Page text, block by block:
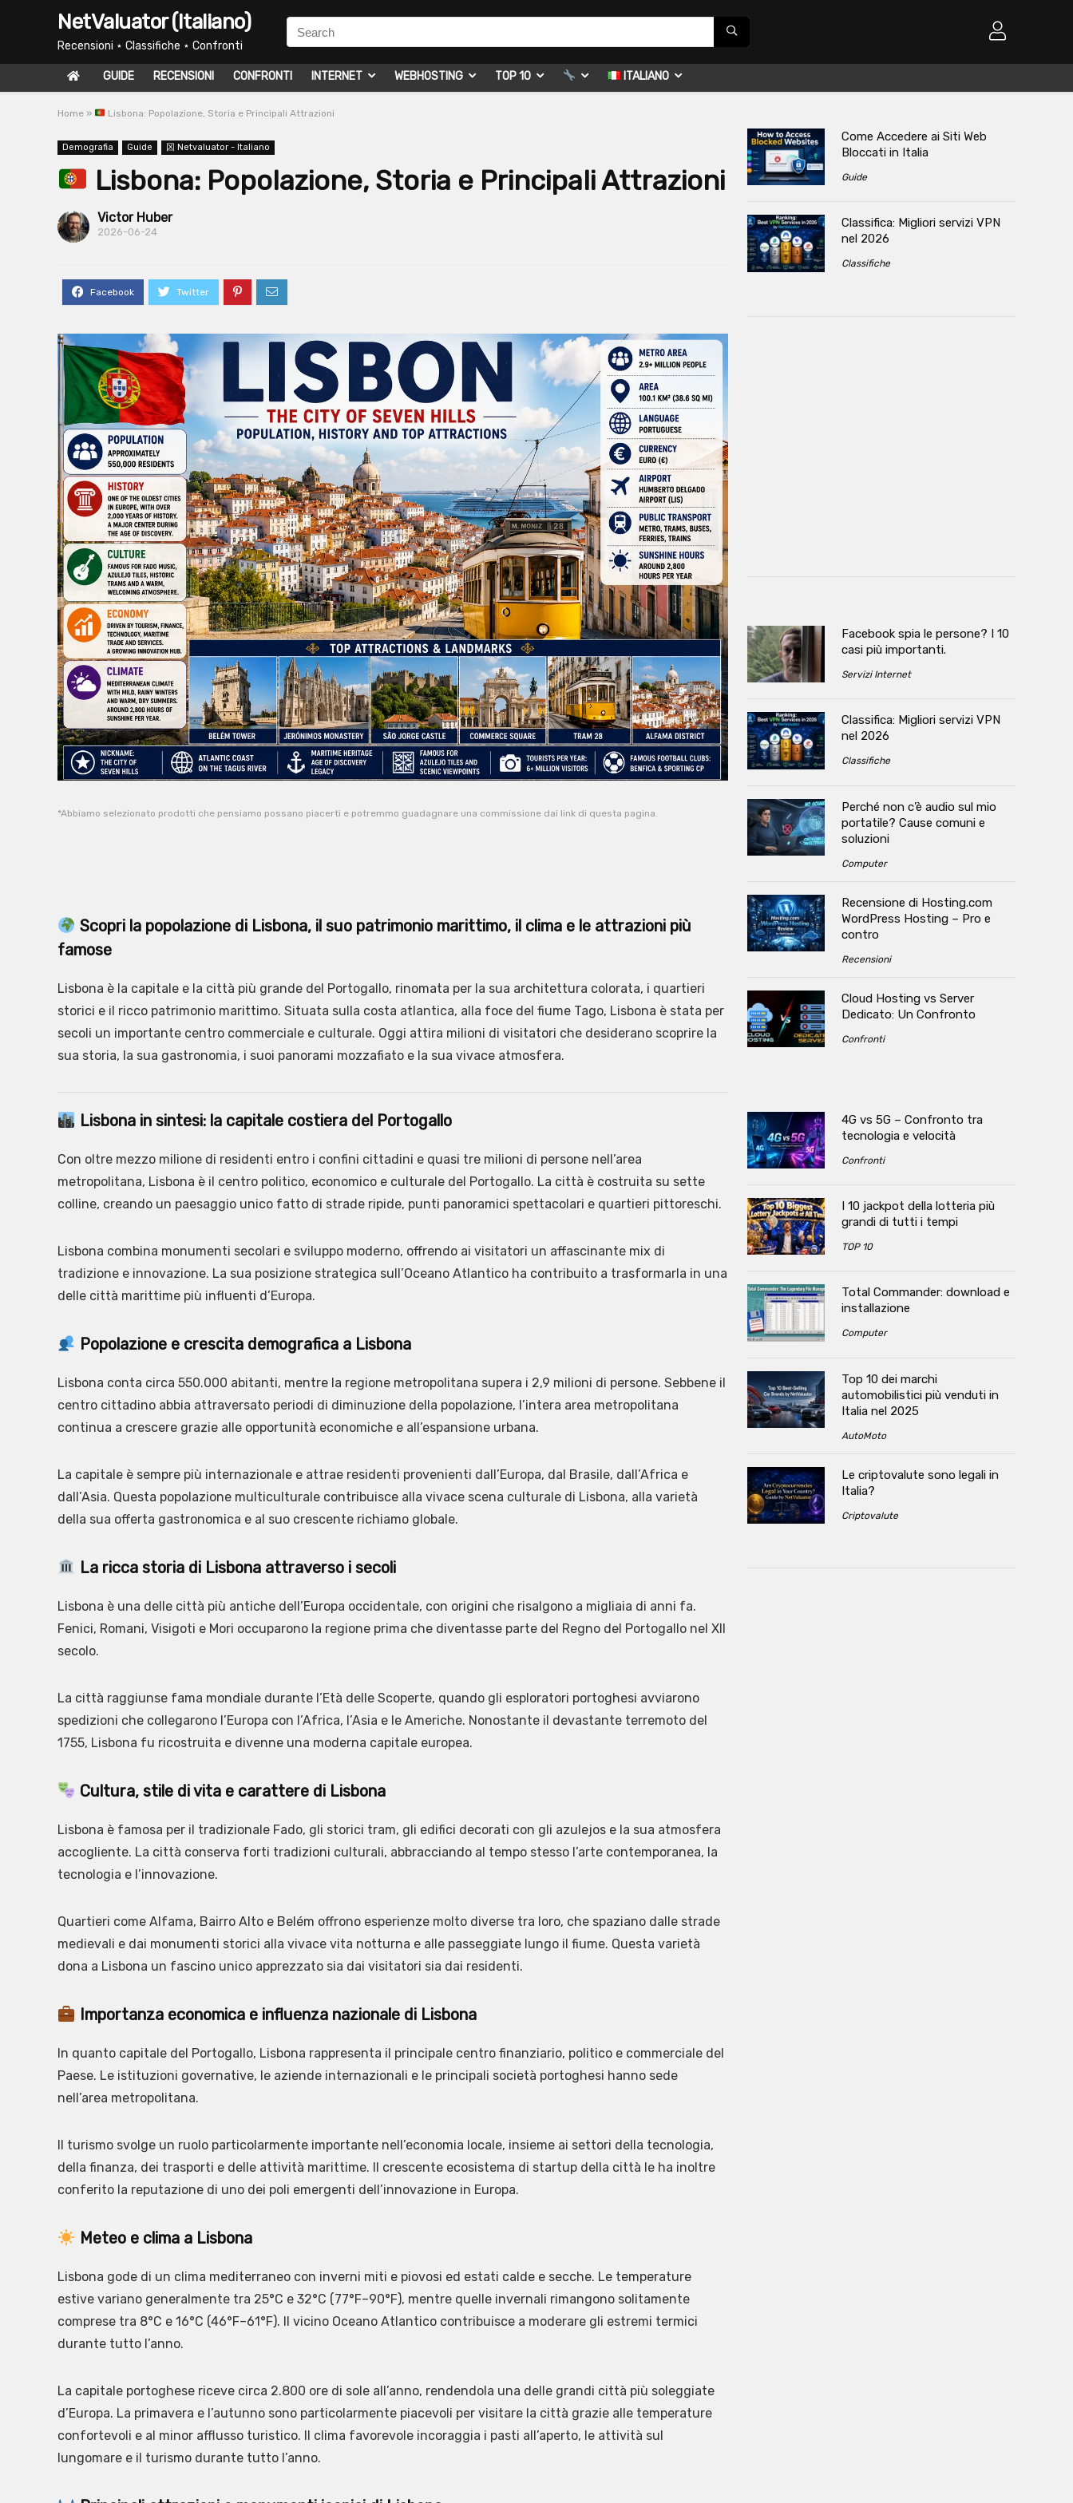
NetValuator (Italiano)
Recensioni ⋆ Classifiche ⋆ Confronti
GUIDE RECENSIONI CONFRONTI INTERNET WEBHOSTING TOP 10 ITALIANO
Home » Lisbona: Popolazione, Storia e Principali Attrazioni
Demografia Guide 龱 Netvaluator - Italiano
Lisbona: Popolazione, Storia e Principali Attrazioni
Victor Huber
2026-06-24
*Abbiamo selezionato prodotti che pensiamo possano piacerti e potremmo guadagnare una commissione dai link di questa pagina.
Scopri la popolazione di Lisbona, il suo patrimonio marittimo, il clima e le attrazioni più
famose
Lisbona è la capitale e la città più grande del Portogallo, rinomata per la sua architettura colorata, i quartieri
storici e il ricco patrimonio marittimo. Situata sulla costa atlantica, alla foce del fiume Tago, Lisbona è stata per
secoli un importante centro commerciale e culturale. Oggi attira milioni di visitatori che desiderano scoprire la
sua storia, la sua gastronomia, i suoi panorami mozzafiato e la sua vivace atmosfera.
Lisbona in sintesi: la capitale costiera del Portogallo
Con oltre mezzo milione di residenti entro i confini cittadini e quasi tre milioni di persone nell’area
metropolitana, Lisbona è il centro politico, economico e culturale del Portogallo. La città è costruita su sette
colline, creando un paesaggio unico fatto di strade ripide, punti panoramici spettacolari e quartieri pittoreschi.
Lisbona combina monumenti secolari e sviluppo moderno, offrendo ai visitatori un affascinante mix di
tradizione e innovazione. La sua posizione strategica sull’Oceano Atlantico ha contribuito a trasformarla in una
delle città marittime più influenti d’Europa.
Popolazione e crescita demografica a Lisbona
Lisbona conta circa 550.000 abitanti, mentre la regione metropolitana supera i 2,9 milioni di persone. Sebbene il
centro cittadino abbia attraversato periodi di diminuzione della popolazione, l’intera area metropolitana
continua a crescere grazie alle opportunità economiche e all’espansione urbana.
La capitale è sempre più internazionale e attrae residenti provenienti dall’Europa, dal Brasile, dall’Africa e
dall’Asia. Questa popolazione multiculturale contribuisce alla vivace scena culturale di Lisbona, alla varietà
della sua offerta gastronomica e al suo crescente richiamo globale.
La ricca storia di Lisbona attraverso i secoli
Lisbona è una delle città più antiche dell’Europa occidentale, con origini che risalgono a migliaia di anni fa.
Fenici, Romani, Visigoti e Mori occuparono la regione prima che diventasse parte del Regno del Portogallo nel XII
secolo.
La città raggiunse fama mondiale durante l’Età delle Scoperte, quando gli esploratori portoghesi avviarono
spedizioni che collegarono l’Europa con l’Africa, l’Asia e le Americhe. Nonostante il devastante terremoto del
1755, Lisbona fu ricostruita e divenne una moderna capitale europea.
Cultura, stile di vita e carattere di Lisbona
Lisbona è famosa per il tradizionale Fado, gli storici tram, gli edifici decorati con gli azulejos e la sua atmosfera
accogliente. La città conserva forti tradizioni culturali, abbracciando al tempo stesso l’arte contemporanea, la
tecnologia e l’innovazione.
Quartieri come Alfama, Bairro Alto e Belém offrono esperienze molto diverse tra loro, che spaziano dalle strade
medievali e dai monumenti storici alla vivace vita notturna e alle passeggiate lungo il fiume. Questa varietà
dona a Lisbona un fascino unico apprezzato sia dai visitatori sia dai residenti.
Importanza economica e influenza nazionale di Lisbona
In quanto capitale del Portogallo, Lisbona rappresenta il principale centro finanziario, politico e commerciale del
Paese. Le istituzioni governative, le aziende internazionali e le principali società portoghesi hanno sede
nell’area metropolitana.
Il turismo svolge un ruolo particolarmente importante nell’economia locale, insieme ai settori della tecnologia,
della finanza, dei trasporti e delle attività marittime. Il crescente ecosistema di startup della città le ha inoltre
conferito la reputazione di uno dei poli emergenti dell’innovazione in Europa.
Meteo e clima a Lisbona
Lisbona gode di un clima mediterraneo con inverni miti e piovosi ed estati calde e secche. Le temperature
estive variano generalmente tra 25°C e 32°C (77°F–90°F), mentre quelle invernali rimangono solitamente
comprese tra 8°C e 16°C (46°F–61°F). Il vicino Oceano Atlantico contribuisce a moderare gli estremi termici
durante tutto l’anno.
La capitale portoghese riceve circa 2.800 ore di sole all’anno, rendendola una delle grandi città più soleggiate
d’Europa. La primavera e l’autunno sono particolarmente piacevoli per visitare la città grazie alle temperature
confortevoli e al minor afflusso turistico. Il clima favorevole incoraggia i pasti all’aperto, le attività sul
lungomare e il turismo durante tutto l’anno.
Come Accedere ai Siti Web
Bloccati in Italia
Guide
Classifica: Migliori servizi VPN
nel 2026
Classifiche
Facebook spia le persone? I 10
casi più importanti.
Servizi Internet
Classifica: Migliori servizi VPN
nel 2026
Classifiche
Perché non c’è audio sul mio
portatile? Cause comuni e
soluzioni
Computer
Recensione di Hosting.com
WordPress Hosting – Pro e
contro
Recensioni
Cloud Hosting vs Server
Dedicato: Un Confronto
Confronti
4G vs 5G – Confronto tra
tecnologia e velocità
Confronti
I 10 jackpot della lotteria più
grandi di tutti i tempi
TOP 10
Total Commander: download e
installazione
Computer
Top 10 dei marchi
automobilistici più venduti in
Italia nel 2025
AutoMoto
Le criptovalute sono legali in
Italia?
Criptovalute